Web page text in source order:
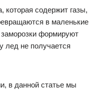
которая содержит газы,
в маленькие
заморозки формируют
лед не получается
в данной статье мы